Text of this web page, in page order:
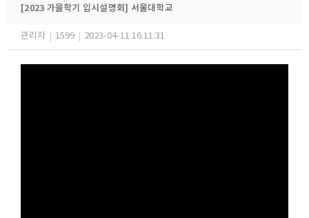
[2023 가을학기 입시설명회] 서울대학교
관리자 1599 2023-04-11 16:11:31